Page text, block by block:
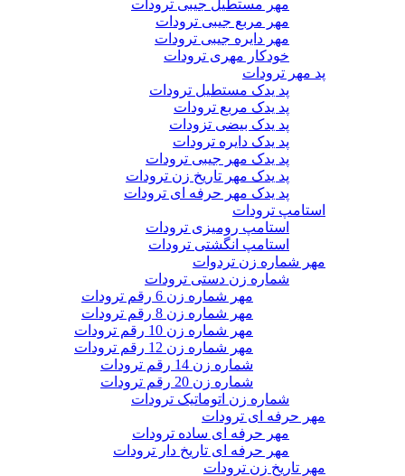
مهر مستطیل جیبی ترودات
مهر مربع جیبی ترودات
مهر دایره جیبی ترودات
خودکار مهری ترودات
پد مهر ترودات
پد یدک مستطیل ترودات
پد یدک مربع ترودات
پد یدک بیضی تزودات
پد یدک دایره ترودات
پد یدک مهر جیبی ترودات
پد یدک مهر تاریخ زن ترودات
پد یدک مهر حرفه ای ترودات
استامپ ترودات
استامپ رومیزی ترودات
استامپ انگشتی ترودات
مهر شماره زن تردوات
شماره زن دستی ترودات
مهر شماره زن 6 رقم ترودات
مهر شماره زن 8 رقم ترودات
مهر شماره زن 10 رقم ترودات
مهر شماره زن 12 رقم ترودات
شماره زن 14 رقم ترودات
شماره زن 20 رقم ترودات
شماره زن اتوماتیک ترودات
مهر حرفه ای ترودات
مهر حرفه ای ساده ترودات
مهر حرفه ای تاریخ دار ترودات
مهر تاریخ زن ترودات